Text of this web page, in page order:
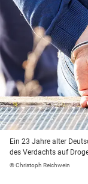
Ein 23 Jahre alter
des Verdachts auf
© Christoph Reichwein